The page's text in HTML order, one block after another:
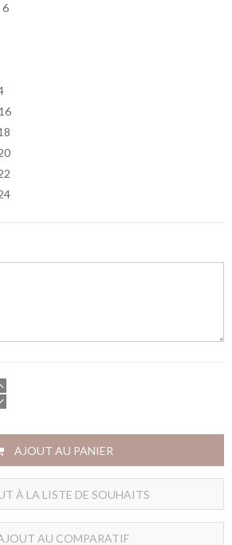
6
AJOUT AU PANIER
À LA LISTE DE SOUHAITS
AU COMPARATIF